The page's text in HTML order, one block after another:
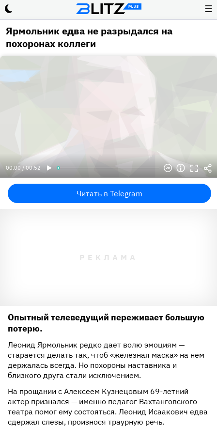
☰
Ярмольник едва не разрыдался на
похоронах коллеги
00:00 / 00:52
Читать в Telegram
Опытный телеведущий переживает большую
потерю.
Леонид Ярмольник редко дает волю эмоциям —
старается делать так, чтоб «железная маска» на нем
держалась всегда. Но похороны наставника и
близкого друга стали исключением.
На прощании с Алексеем Кузнецовым 69-летний
актер признался — именно педагог Вахтанговского
театра помог ему состояться. Леонид Исаакович едва
сдержал слезы, произнося траурную речь.